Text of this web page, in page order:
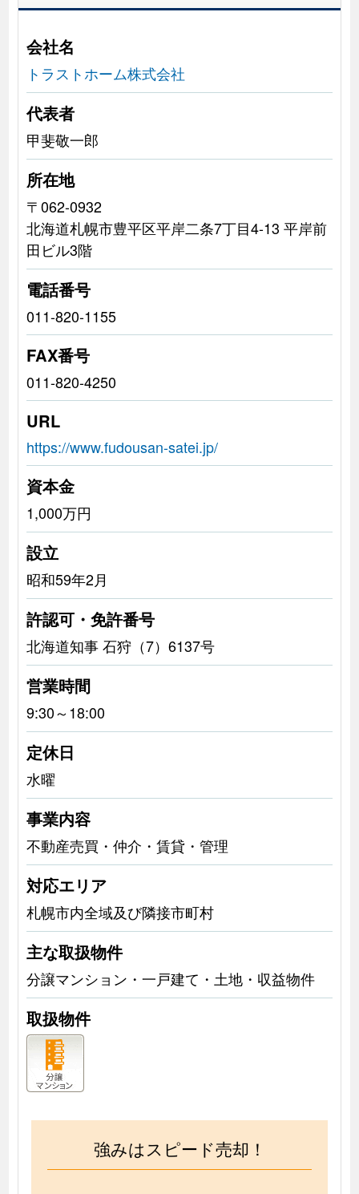
会社名
トラストホーム株式会社
代表者
甲斐敬一郎
所在地
〒062-0932
北海道札幌市豊平区平岸二条7丁目4-13 平岸前
田ビル3階
電話番号
011-820-1155
FAX番号
011-820-4250
URL
https://www.fudousan-satei.jp/
資本金
1,000万円
設立
昭和59年2月
許認可・免許番号
北海道知事 石狩（7）6137号
営業時間
9:30～18:00
定休日
水曜
事業内容
不動産売買・仲介・賃貸・管理
対応エリア
札幌市内全域及び隣接市町村
主な取扱物件
分譲マンション・一戸建て・土地・収益物件
取扱物件
強みはスピード売却！